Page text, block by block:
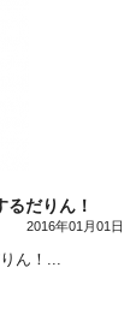
だりん！
2016年01月01日
ん！...